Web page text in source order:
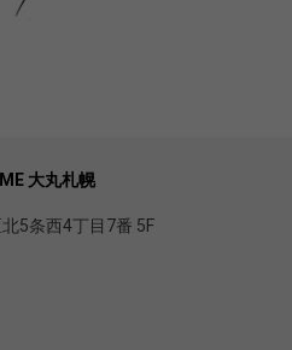
大丸札幌
5条西4丁目7番 5F